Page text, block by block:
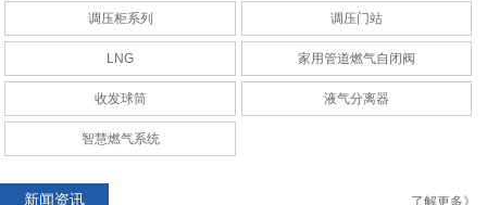
CNG调压计量柜
调压柜系列 调压门站
LNG 家用管道燃气自闭阀
收发球筒 液气分离器
智慧燃气系统
新闻资讯 了解更多》